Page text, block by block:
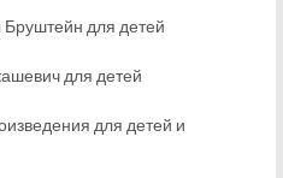
для детей
для детей
для детей и